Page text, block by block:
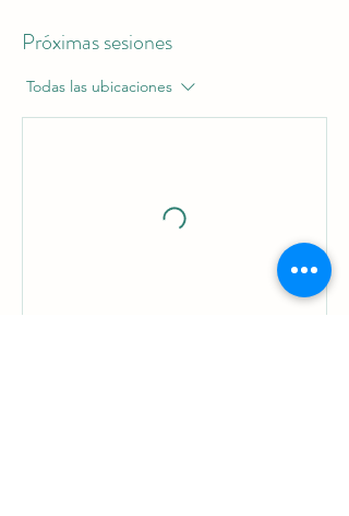
Próximas sesiones
Todas las ubicaciones